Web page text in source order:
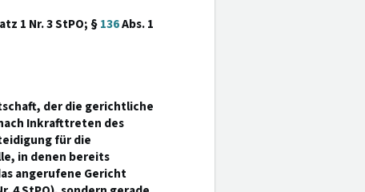
1 Nr. 3 StPO; §136Abs. 1
der die gerichtliche
Inkrafttreten des
für die
in denen bereits
angerufene Gericht